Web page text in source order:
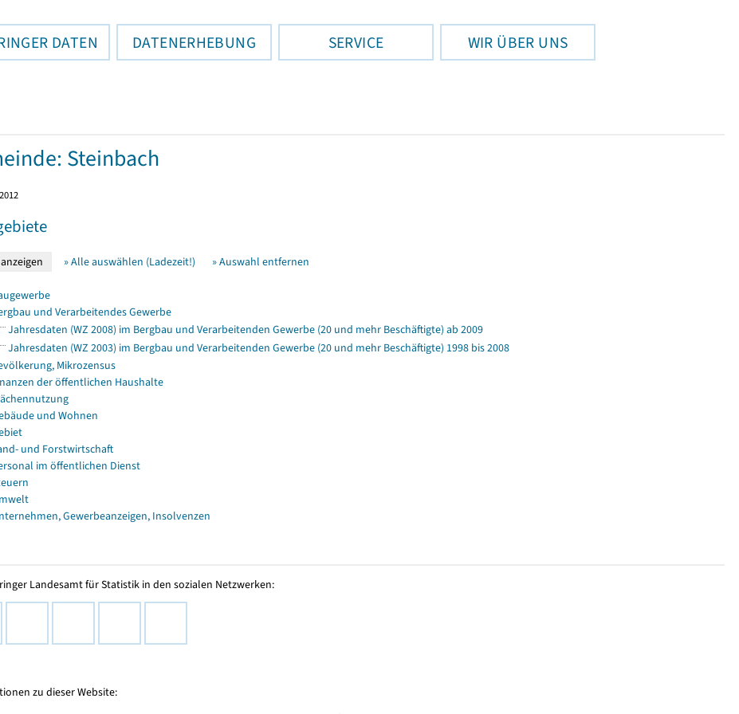
DATEN DATENERHEBUNG SERVICE WIR ÜBER UNS
Steinbach
» Alle auswählen (Ladezeit!) » Auswahl entfernen
und Verarbeitendes Gewerbe
Jahresdaten (WZ 2008) im Bergbau und Verarbeitenden Gewerbe (20 und mehr Beschäftigte) ab 2009
Jahresdaten (WZ 2003) im Bergbau und Verarbeitenden Gewerbe (20 und mehr Beschäftigte) 1998 bis 2008
Mikrozensus
der öffentlichen Haushalte
und Wohnen
und Forstwirtschaft
im öffentlichen Dienst
Gewerbeanzeigen, Insolvenzen
Landesamt für Statistik in den sozialen Netzwerken:
zu dieser Website: